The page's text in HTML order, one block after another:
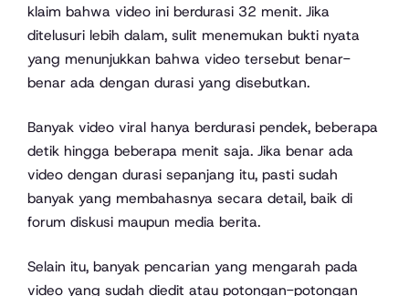
klaim bahwa video ini berdurasi 32 menit. Jika
ditelusuri lebih dalam, sulit menemukan bukti nyata
yang menunjukkan bahwa video tersebut benar-
benar ada dengan durasi yang disebutkan.
Banyak video viral hanya berdurasi pendek, beberapa
detik hingga beberapa menit saja. Jika benar ada
video dengan durasi sepanjang itu, pasti sudah
banyak yang membahasnya secara detail, baik di
forum diskusi maupun media berita.
Selain itu, banyak pencarian yang mengarah pada
video yang sudah diedit atau potongan-potongan